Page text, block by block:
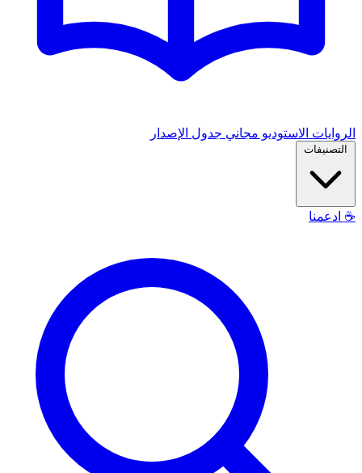
الروايات الاستوديو مجاني جدول الإصدار
التصنيفات
☕ ادعمنا